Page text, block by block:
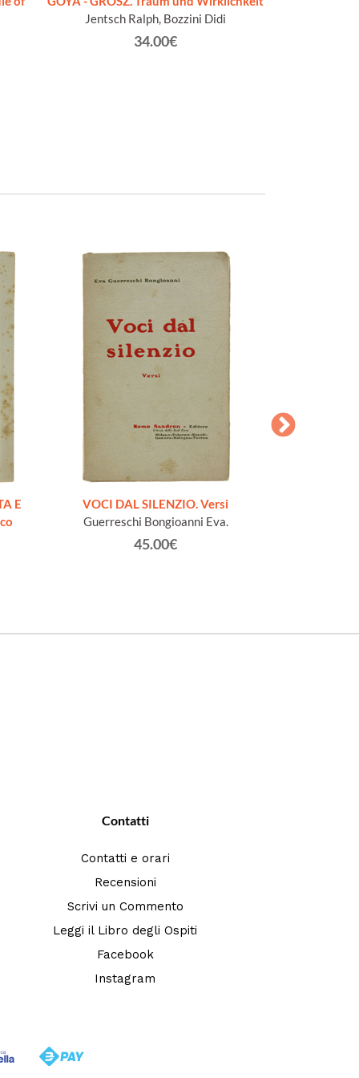
Jentsch Ralph, Bozzini Didi
34.00€
E
VOCI DAL SILENZIO. Versi
Guerreschi Bongioanni Eva.
45.00€
Contatti
Contatti e orari
Recensioni
Scrivi un Commento
Leggi il Libro degli Ospiti
Facebook
Instagram